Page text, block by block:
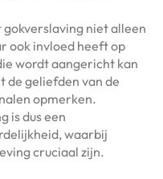
niet alleen
ook invloed heeft op
wordt aangericht kan
de geliefden van de
opmerken.
is dus een
waarbij
cruciaal zijn.